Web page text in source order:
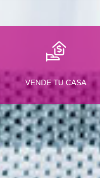
VENDE TU CASA